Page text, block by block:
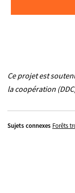
Ce projet est
la coopération
Sujets connexes Forêts